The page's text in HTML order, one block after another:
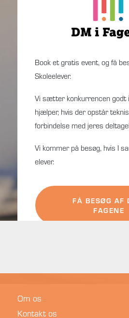
Book et gratis event, og få
Skoleelever.
Vi sætter konkurrencen godt
hjælper, hvis der opstår
forbindelse med jeres
Vi kommer på besøg, hvis I
elever.
FÅ BESØG AF
FAGENE
Om os
Kontakt os